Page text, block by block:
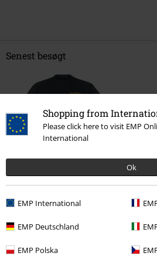
Shopping from
Please click here to visit EMP
International
Ok
EMP International
EMP Deutschland
EMP Polska
Senest besøgt
kr 189.95
More categories. More options.
Tøj T-shirts & toppe